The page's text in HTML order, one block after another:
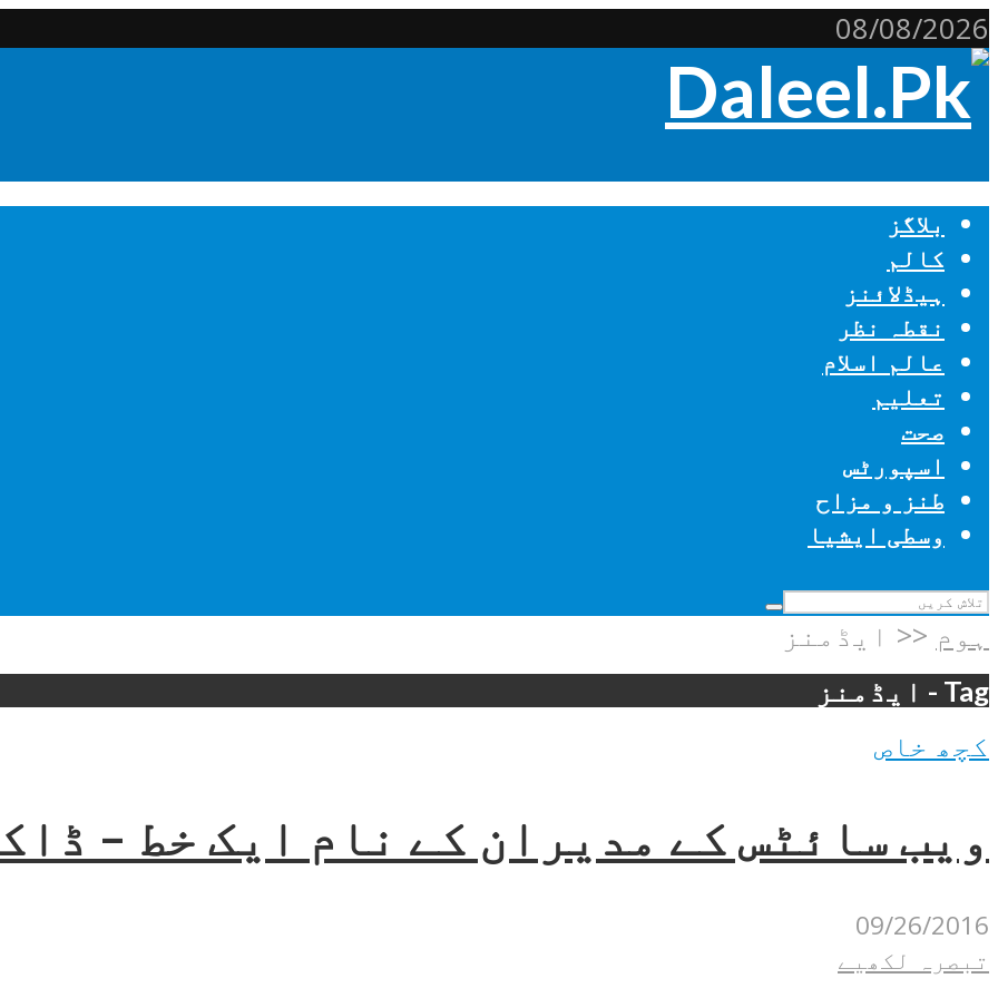
08/08/2026
بلاگز
کالم
ہیڈلائنز
نقطہ نظر
عالم اسلام
تعلیم
صحت
اسپورٹس
طنز و مزاح
وسطی ایشیا
ہوم << ایڈمنز
Tag - ایڈمنز
کچھ خاص
ویب سائٹس کے مدیران کے نام ایک خط –
09/26/2016
تبصرہ لکھیے